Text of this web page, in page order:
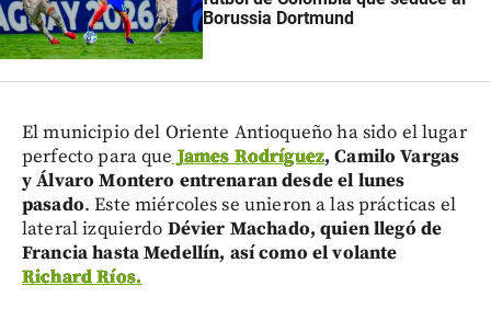
Borussia Dortmund
El municipio del Oriente Antioqueño ha sido el lugar
perfecto para que James Rodríguez, Camilo Vargas
y Álvaro Montero entrenaran desde el lunes
pasado. Este miércoles se unieron a las prácticas el
lateral izquierdo Dévier Machado, quien llegó de
Francia hasta Medellín, así como el volante
Richard Ríos.